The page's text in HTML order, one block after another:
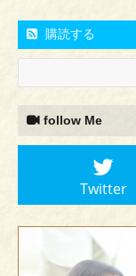
購読する
follow Me
Twitter